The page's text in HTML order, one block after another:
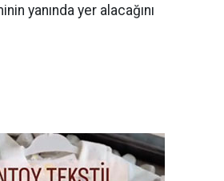
yanında yer alacağını